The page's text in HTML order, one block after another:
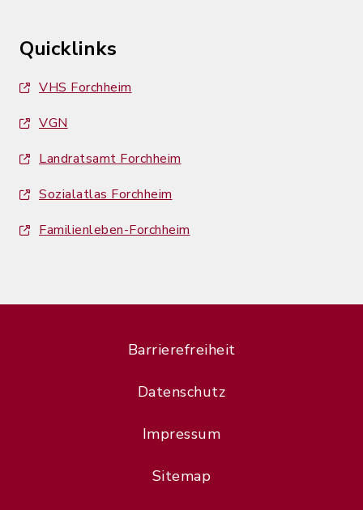
Quicklinks
VHS Forchheim
VGN
Landratsamt Forchheim
Sozialatlas Forchheim
Familienleben-Forchheim
Barrierefreiheit
Datenschutz
Impressum
Sitemap